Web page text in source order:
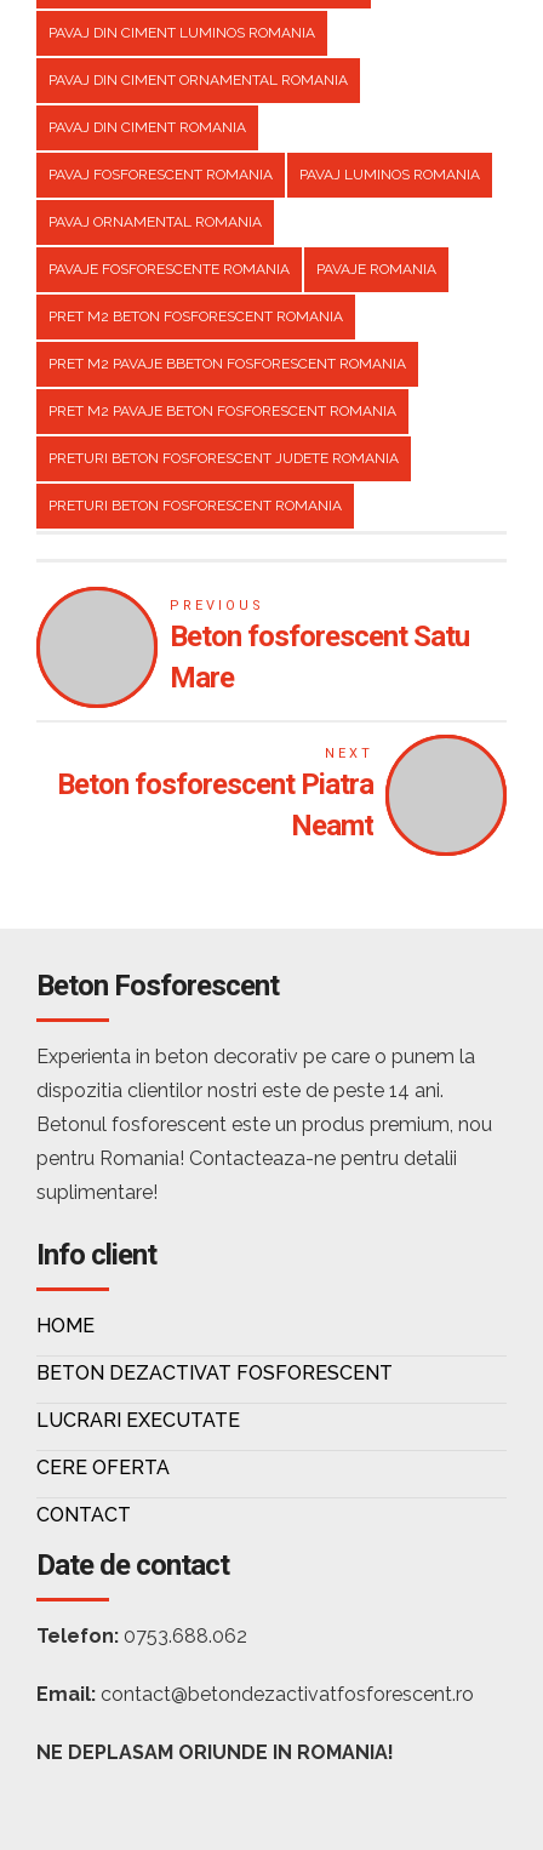
PAVAJ DIN CIMENT LUMINOS ROMANIA
PAVAJ DIN CIMENT ORNAMENTAL ROMANIA
PAVAJ DIN CIMENT ROMANIA
PAVAJ FOSFORESCENT ROMANIA PAVAJ LUMINOS ROMANIA
PAVAJ ORNAMENTAL ROMANIA
PAVAJE FOSFORESCENTE ROMANIA PAVAJE ROMANIA
PRET M2 BETON FOSFORESCENT ROMANIA
PRET M2 PAVAJE BBETON FOSFORESCENT ROMANIA
PRET M2 PAVAJE BETON FOSFORESCENT ROMANIA
PRETURI BETON FOSFORESCENT JUDETE ROMANIA
PRETURI BETON FOSFORESCENT ROMANIA
PREVIOUS
Beton fosforescent Satu
Mare
NEXT
Beton fosforescent Piatra
Neamt
Beton Fosforescent
Experienta in beton decorativ pe care o punem la
dispozitia clientilor nostri este de peste 14 ani.
Betonul fosforescent este un produs premium, nou
pentru Romania! Contacteaza-ne pentru detalii
suplimentare!
Info client
HOME
BETON DEZACTIVAT FOSFORESCENT
LUCRARI EXECUTATE
CERE OFERTA
CONTACT
Date de contact
Telefon: 0753.688.062
Email: contact@betondezactivatfosforescent.ro
NE DEPLASAM ORIUNDE IN ROMANIA!